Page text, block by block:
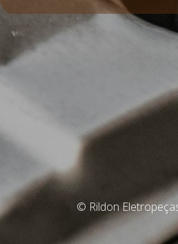
© Rildon